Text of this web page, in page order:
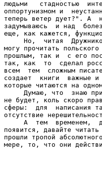
людьми   стадностью
оппортунизмом и
теперь ветер дует?". А
задумываюсь  и над
еще, как кажется,
Но,  читая
могу прочитать
прошлым, так и  с его
так, как  то  сделал
всем  тем  сложным
создает  книги  важные
которые читаются на
Думаю, что  знаю
не будет, коль скоро
сферы:  для  написания
отсутствие
А  тем  временем,
появится, давайте
прошли тропой
мере, то, что они